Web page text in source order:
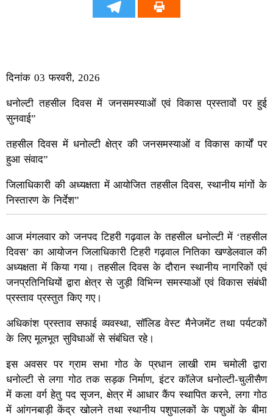
दिनांक 03 फरवरी, 2026
धनोल्टी तहसील दिवस में जनसमस्याओं एवं विकास प्रस्तावों पर हुई
सुनवाई”
तहसील दिवस में धनोल्टी क्षेत्र की जनसमस्याओं व विकास कार्यों पर
हुआ संवाद”
जिलाधिकारी की अध्यक्षता में आयोजित तहसील दिवस, स्थानीय मांगों के
निस्तारण के निर्देश”
आज मंगलवार को जनपद टिहरी गढ़वाल के तहसील धनोल्टी में ‘तहसील
दिवस’ का आयोजन जिलाधिकारी टिहरी गढ़वाल नितिका खण्डेलवाल की
अध्यक्षता में किया गया। तहसील दिवस के दौरान स्थानीय नागरिकों एवं
जनप्रतिनिधियों द्वारा क्षेत्र से जुड़ी विभिन्न समस्याओं एवं विकास संबंधी
प्रस्ताव प्रस्तुत किए गए।
अधिकांश प्रस्ताव सफाई व्यवस्था, सॉलिड वेस्ट मैनेजमेंट तथा पर्यटकों
के लिए मूलभूत सुविधाओं से संबंधित रहे।
इस अवसर पर ग्राम सभा गोठ के प्रधान लाखी राम चमोली द्वारा
धनोल्टी से लगा गोठ तक सड़क निर्माण, इंटर कॉलेज धनोल्टी-चुलीसैण
में कला वर्ग हेतु पद सृजन, क्षेत्र में आधार कैंप स्थापित करने, लगा गोठ
में आंगनबाड़ी केंद्र खोलने तथा स्थानीय पशुपालकों के पशुओं के बीमा